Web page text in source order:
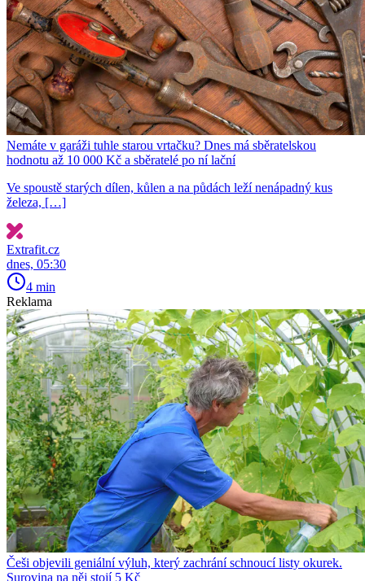
Nemáte v garáži tuhle starou vrtačku? Dnes má sběratelskou
hodnotu až 10 000 Kč a sběratelé po ní lační
Ve spoustě starých dílen, kůlen a na půdách leží nenápadný kus
železa, […]
Extrafit.cz
dnes, 05:30
4 min
Reklama
Češi objevili geniální výluh, který zachrání schnoucí listy okurek.
Surovina na něj stojí 5 Kč